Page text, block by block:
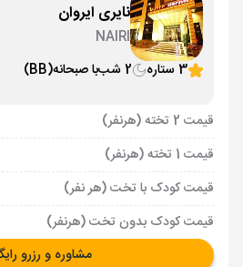
نایری ایروان
NAIRI
3 ستاره
2 شب با صبحانه(BB)
قیمت 2 تخته (هرنفر)
قیمت 1 تخته (هرنفر)
قیمت کودک با تخت (هر نفر)
قیمت کودک بدون تخت (هرنفر)
مشاوره و رزرو